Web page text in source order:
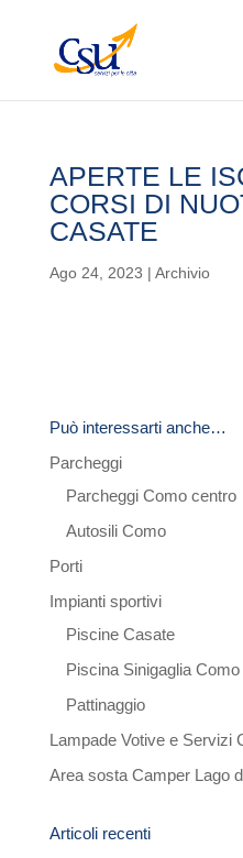
APERTE LE
CORSI DI
CASATE
Ago 24, 2023 | Archivio
Può interessarti anche…
Parcheggi
Parcheggi Como centro
Autosili Como
Porti
Impianti sportivi
Piscine Casate
Piscina Sinigaglia Como
Pattinaggio
Lampade Votive e Servizi
Area sosta Camper Lago
Articoli recenti